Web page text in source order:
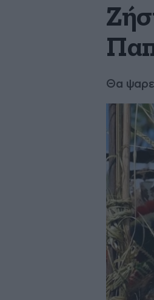
Θα